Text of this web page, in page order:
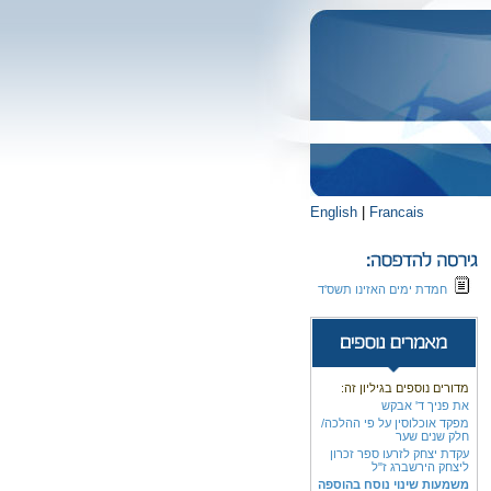
English Francais
חמדת ימים האזינו תשס'ד
מדורים נוספים בגיליון זה:
את פניך ד' אבקש
מפקד אוכלוסין על פי ההלכה/
חלק שנים שער
עקדת יצחק לזרעו ספר זכרון
ליצחק הירשברג ז"ל
משמעות שינוי נוסח בהוספה